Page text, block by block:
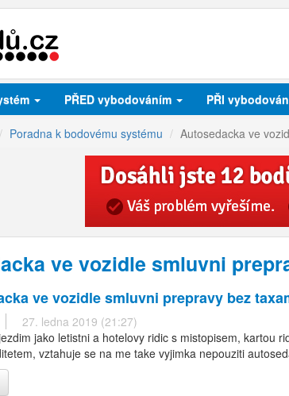
PŘED vybodováním PŘI
Poradna k bodovému systému Autosedacka ve
ve vozidle smluvni
ve vozidle smluvni prepravy bez
27. ledna 2019 (21:27)
jako letistni a hotelovy ridic s mistopisem, kartou
vztahuje se na me take vyjimka nepouziti